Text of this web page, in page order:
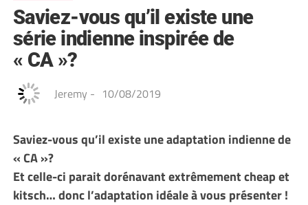
Saviez-vous qu’il existe une
série indienne inspirée de
« CA »?
Jeremy - 10/08/2019
Saviez-vous qu’il existe une adaptation indienne de
« CA »?
Et celle-ci parait dorénavant extrêmement cheap et
kitsch… donc l’adaptation idéale à vous présenter !